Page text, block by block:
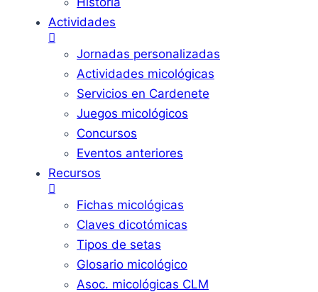
Actividades
Jornadas personalizadas
Actividades micológicas
Servicios en Cardenete
Juegos micológicos
Concursos
Eventos anteriores
Recursos
Fichas micológicas
Claves dicotómicas
Tipos de setas
Glosario micológico
Asoc. micológicas CLM